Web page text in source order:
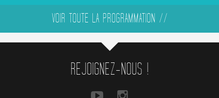
VOIR TOUTE LA PROGRAMMATION //
REJOIGNEZ-NOUS !